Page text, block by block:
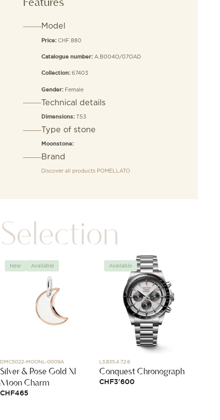
Model
Price: CHF 880
Catalogue number: A.B004O/07OAD
Collection: 67403
Gender: Female
Technical details
Dimensions: T53
Type of stone
Moonstone:
Brand
Discover all products POMELLATO
Selection
New Available
DMC5022-MOONL-0009A
Silver & Rose Gold Xl
Moon Charm
CHF465
Available
L3.835.4.72.6
Conquest Chronograph
CHF3'600